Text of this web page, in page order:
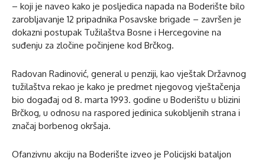
– koji je naveo kako je posljedica napada na Boderište bilo
zarobljavanje 12 pripadnika Posavske brigade – završen je
dokazni postupak Tužilaštva Bosne i Hercegovine na
suđenju za zločine počinjene kod Brčkog.
Radovan Radinović, general u penziji, kao vještak Državnog
tužilaštva rekao je kako je predmet njegovog vještačenja
bio događaj od 8. marta 1993. godine u Boderištu u blizini
Brčkog, u odnosu na raspored jedinica sukobljenih strana i
značaj borbenog okršaja.
Ofanzivnu akciju na Boderište izveo je Policijski bataljon